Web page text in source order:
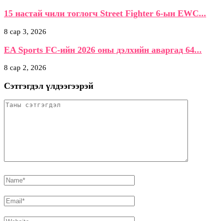
15 настай чили тоглогч Street Fighter 6-ын EWC...
8 сар 3, 2026
EA Sports FC-ийн 2026 оны дэлхийн аваргад 64...
8 сар 2, 2026
Сэтгэгдэл үлдээгээрэй